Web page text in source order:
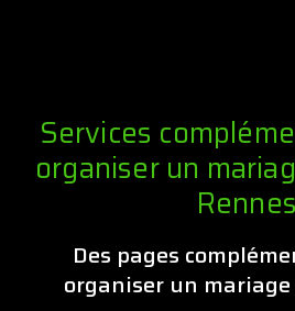
Services
organiser un
Rennes
Des pages
organiser un